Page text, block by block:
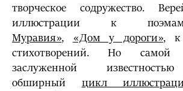
творческое содружество.
иллюстрации к
Муравия», «Дом у дороги», к
стихотворений. Но
заслуженной
обширный цикл